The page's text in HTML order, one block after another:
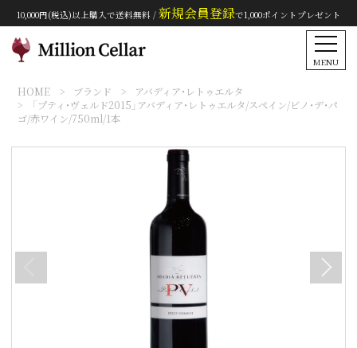
10,000円(税込)以上購入で送料無料 / 新規会員登録で1,000ポイントプレゼント
MENU
HOME ブランド
アバディア・レトゥエルタ
「プティ・ヴェルド2015」アバディア・レトゥエルタ/スペイン/ビノ・デ・パ
ゴ/赤ワイン/750ml/1本